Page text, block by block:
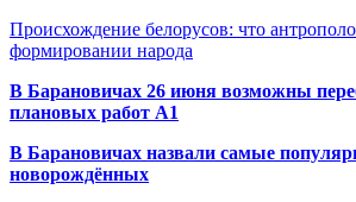
Происхождение белорусов: что
формировании народа
В Барановичах 26 июня возможны
плановых работ A1
В Барановичах назвали самые
новорождённых